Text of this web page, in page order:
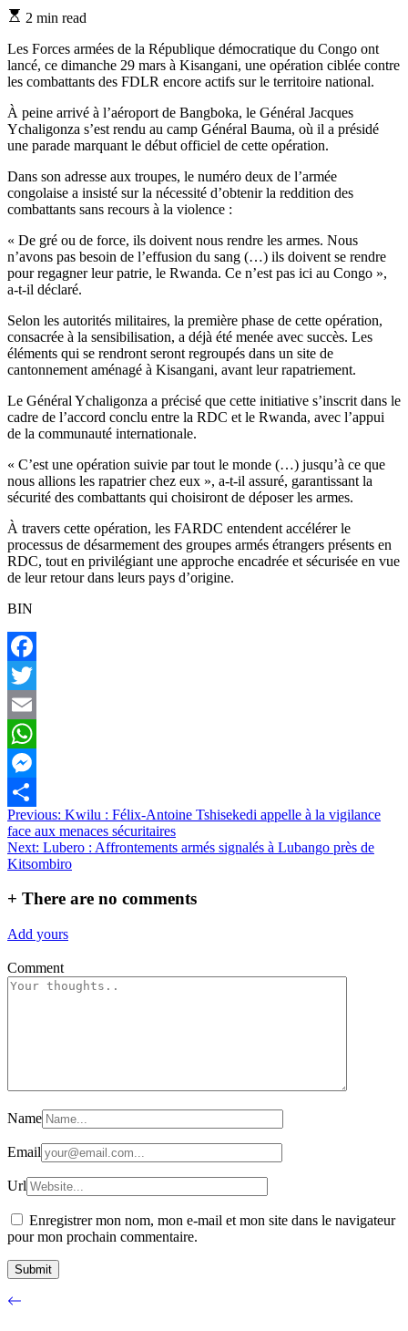
Estimated
time
2 min read
Les Forces armées de la République démocratique du Congo ont
lancé, ce dimanche 29 mars à Kisangani, une opération ciblée contre
les combattants des FDLR encore actifs sur le territoire national.
À peine arrivé à l’aéroport de Bangboka, le Général Jacques
Ychaligonza s’est rendu au camp Général Bauma, où il a présidé
une parade marquant le début officiel de cette opération.
Dans son adresse aux troupes, le numéro deux de l’armée
congolaise a insisté sur la nécessité d’obtenir la reddition des
combattants sans recours à la violence :
« De gré ou de force, ils doivent nous rendre les armes. Nous
n’avons pas besoin de l’effusion du sang (…) ils doivent se rendre
pour regagner leur patrie, le Rwanda. Ce n’est pas ici au Congo »,
a-t-il déclaré.
Selon les autorités militaires, la première phase de cette opération,
consacrée à la sensibilisation, a déjà été menée avec succès. Les
éléments qui se rendront seront regroupés dans un site de
cantonnement aménagé à Kisangani, avant leur rapatriement.
Le Général Ychaligonza a précisé que cette initiative s’inscrit dans le
cadre de l’accord conclu entre la RDC et le Rwanda, avec l’appui
de la communauté internationale.
« C’est une opération suivie par tout le monde (…) jusqu’à ce que
nous allions les rapatrier chez eux », a-t-il assuré, garantissant la
sécurité des combattants qui choisiront de déposer les armes.
À travers cette opération, les FARDC entendent accélérer le
processus de désarmement des groupes armés étrangers présents en
RDC, tout en privilégiant une approche encadrée et sécurisée en vue
de leur retour dans leurs pays d’origine.
BIN
Facebook
Twitter
Email
WhatsApp
Messenger
Partager
Navigation
de
l’article
Previous: Kwilu : Félix-Antoine Tshisekedi appelle à la vigilance
face aux menaces sécuritaires
Next: Lubero : Affrontements armés signalés à Lubango près de
Kitsombiro
+ There are no comments
Add yours
Comment
Name
Email
Url
Enregistrer mon nom, mon e-mail et mon site dans le navigateur
pour mon prochain commentaire.